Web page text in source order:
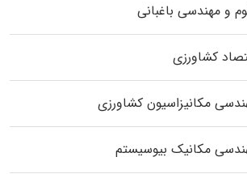
و مهندسی باغبانی
کشاورزی
مکانیزاسیون کشاورزی
مکانیک بیوسیستم